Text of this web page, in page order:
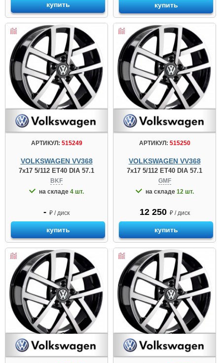
купить купить
АРТИКУЛ: 515249
VOLKSWAGEN VV368
7x17 5/112 ET40 DIA 57.1
BKF
на складе 4 шт.
- ₽ / диск
купить
АРТИКУЛ: 515250
VOLKSWAGEN VV368
7x17 5/112 ET40 DIA 57.1
GMF
на складе 12 шт.
12 250 ₽ / диск
купить